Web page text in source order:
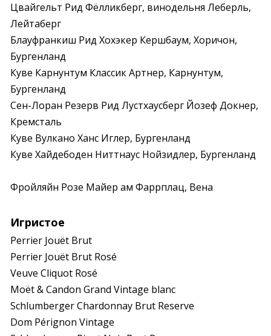
Цвайгельт Рид Фёлликберг, винодельня Леберль,
Лейтаберг
Блауфранкиш Рид Хохэкер Кершбаум, Хоричон,
Бургенланд
Куве Карнунтум Классик Артнер, Карнунтум,
Бургенланд
Сен-Лоран Резерв Рид Лустхаусберг Йозеф Докнер,
Кремсталь
Куве Вулкано Ханс Иглер, Бургенланд
Куве Хайдебоден Ниттнаус Нойзидлер, Бургенланд
Фройляйн Розе Майер ам Фаррплац, Вена
Игристое
Perrier Jouët Brut
Perrier Jouët Brut Rosé
Veuve Cliquot Rosé
Moët & Candon Grand Vintage blanc
Schlumberger Chardonnay Brut Reserve
Dom Pérignon Vintage